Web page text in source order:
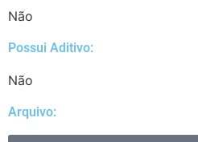
Não
Possui Aditivo:​
Não
Arquivo: